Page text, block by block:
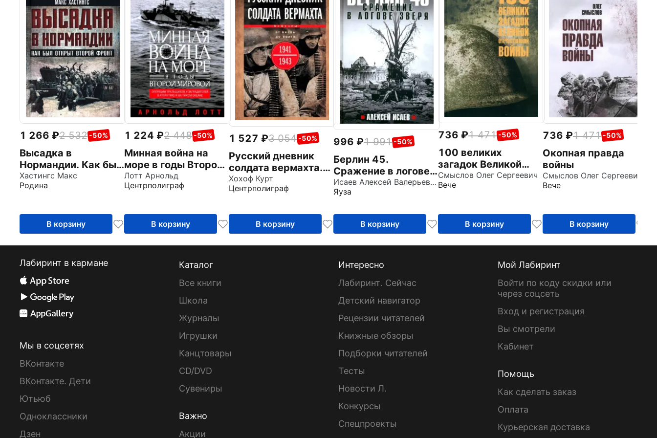
1 266 2 532 -50%
Высадка в
Нормандии. Как был
открыт Второй
фронт
Хастингс Макс
Родина
В корзину
1 224 2 448 -50%
Минная война на
море в годы Второй
мировой. Операции
тральщиков и
Лотт Арнольд
Центрполиграф
В корзину
1 527 3 054 -50%
Русский дневник
солдата вермахта.
От Вислы до Волги.
1941-1943
Хохоф Курт
Центрполиграф
В корзину
996 1 991 -50%
Берлин 45.
Сражение в логове
зверя
Исаев Алексей Валерьевич
Яуза
В корзину
736 1 471 -50%
100 великих
загадок Великой
Отечественной
войны
Смыслов Олег Сергеевич
Вече
В корзину
736 1 471 -50%
Окопная правда
войны
Смыслов Олег Сергеевич
Вече
В корзину
Лабиринт в кармане
Мы в соцсетях
ВКонтакте
ВКонтакте. Дети
Ютьюб
Одноклассники
Дзен
Каталог
Все книги
Школа
Журналы
Игрушки
Канцтовары
CD/DVD
Сувениры
Важно
Акции
Интересно
Лабиринт. Сейчас
Детский навигатор
Рецензии читателей
Книжные обзоры
Подборки читателей
Тесты
Новости Л.
Конкурсы
Спецпроекты
Мой Лабиринт
Войти по коду скидки или
через соцсеть
Вход и регистрация
Вы смотрели
Кабинет
Помощь
Как сделать заказ
Оплата
Курьерская доставка